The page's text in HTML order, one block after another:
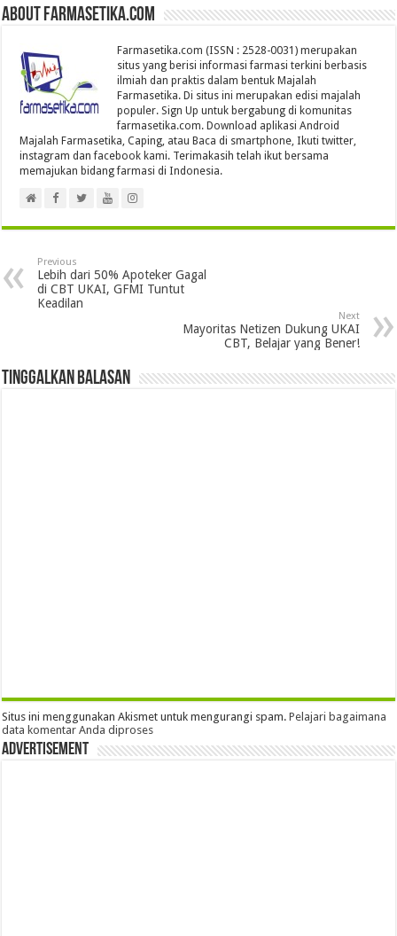
About farmasetika.com
Farmasetika.com (ISSN : 2528-0031) merupakan
situs yang berisi informasi farmasi terkini berbasis
ilmiah dan praktis dalam bentuk Majalah
Farmasetika. Di situs ini merupakan edisi majalah
populer. Sign Up untuk bergabung di komunitas
farmasetika.com. Download aplikasi Android
Majalah Farmasetika, Caping, atau Baca di smartphone, Ikuti twitter,
instagram dan facebook kami. Terimakasih telah ikut bersama
memajukan bidang farmasi di Indonesia.
Previous
Lebih dari 50% Apoteker Gagal
di CBT UKAI, GFMI Tuntut
Keadilan
Next
Mayoritas Netizen Dukung UKAI
CBT, Belajar yang Bener!
Tinggalkan Balasan
Situs ini menggunakan Akismet untuk mengurangi spam.Pelajari bagaimana
data komentar Anda diproses
Advertisement